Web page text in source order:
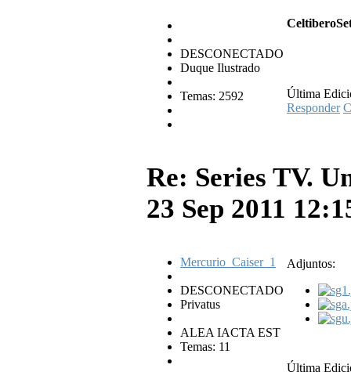
DESCONECTADO
Duque Ilustrado
Temas: 2592
Última
Responder
Re: Series TV.
23 Sep 2011
Mercurio_Caiser_1
DESCONECTADO
Privatus
ALEA IACTA EST
Temas: 11
Adjuntos:
Última